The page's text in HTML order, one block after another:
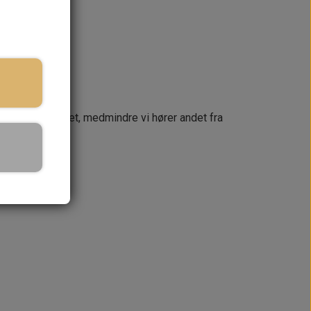
dag
ordre samlet, medmindre vi hører andet fra